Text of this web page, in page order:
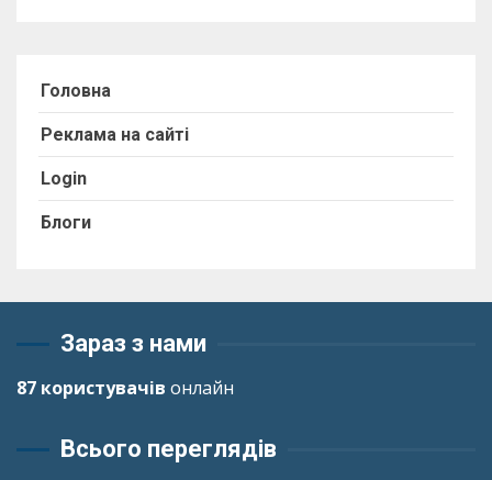
Головна
Реклама на сайті
Login
Блоги
Зараз з нами
87 користувачів онлайн
Всього переглядів